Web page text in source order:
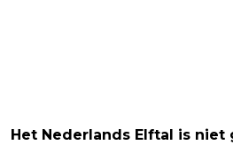
Het Nederlands Elftal is niet